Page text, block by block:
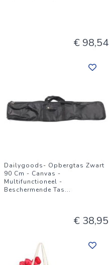
€ 98,54
Dailygoods- Opbergtas Zwart
90 Cm - Canvas -
Multifunctioneel -
Beschermende Tas...
€ 38,95